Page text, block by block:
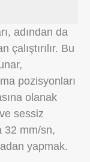
adından da
çalıştırılır. Bu
pozisyonları
olanak
sessiz
32 mm/sn,
yapmak.